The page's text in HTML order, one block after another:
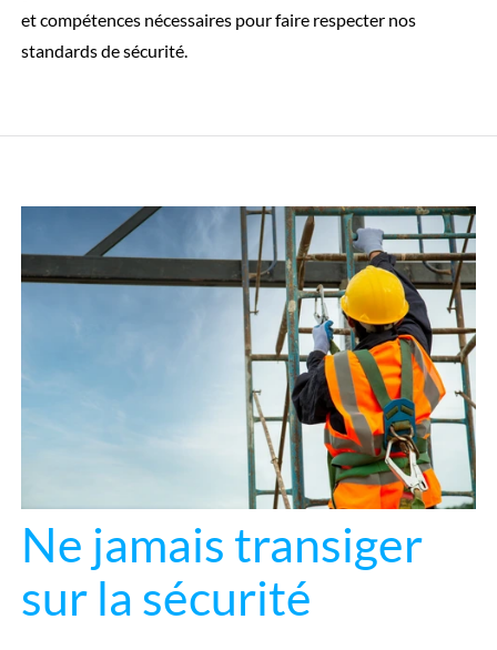
et compétences nécessaires pour faire respecter nos
standards de sécurité.
Ne jamais transiger
sur la sécurité